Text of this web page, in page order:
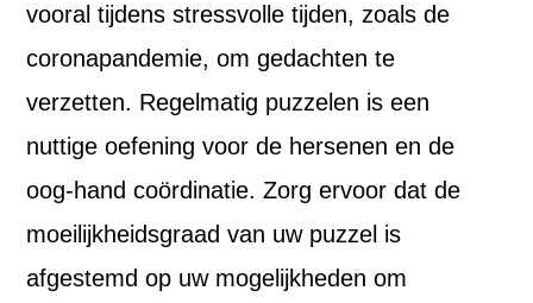
vooral tijdens stressvolle tijden, zoals de
coronapandemie, om gedachten te
verzetten. Regelmatig puzzelen is een
nuttige oefening voor de hersenen en de
oog-hand coördinatie. Zorg ervoor dat de
moeilijkheidsgraad van uw puzzel is
afgestemd op uw mogelijkheden om